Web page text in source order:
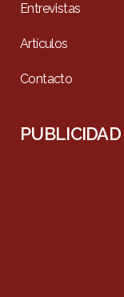
Entrevistas
Artículos
Contacto
PUBLICIDAD